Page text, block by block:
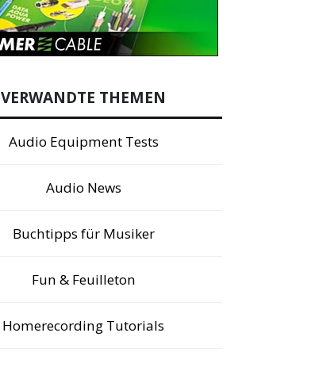
VERWANDTE THEMEN
Audio Equipment Tests
Audio News
Buchtipps für Musiker
Fun & Feuilleton
Homerecording Tutorials